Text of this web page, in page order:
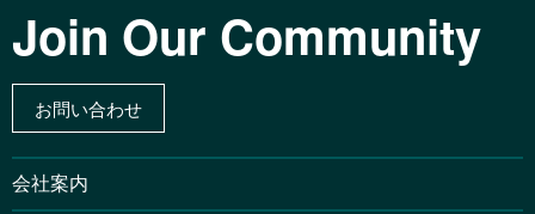
Join Our Community
お問い合わせ
会社案内